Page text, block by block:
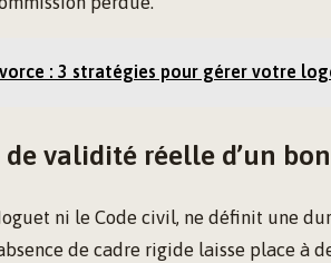
: 3 stratégies pour gérer votre
validité réelle d’un
ni le Code civil, ne définit une
de cadre rigide laisse place à